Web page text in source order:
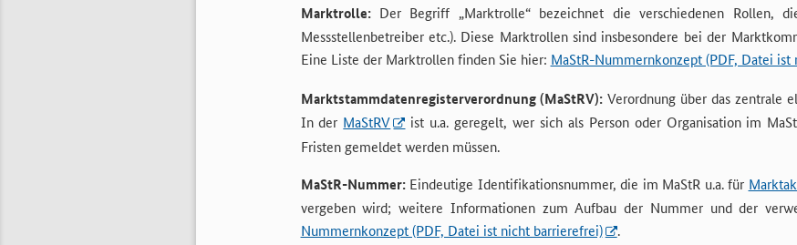
Marktrolle:Der Begriff „Marktrolle“ bezeichnet die verschiedenen Rollen,
Messstellenbetreiber etc.). Diese Marktrollen sind insbesondere bei der
Eine Liste der Marktrollen finden Sie hier: MaStR-Nummernkonzept (PDF, Datei
Marktstammdatenregisterverordnung (MaStRV):Verordnung über das zentrale
In der MaStRV
ist u.a. geregelt, wer sich als Person oder Organisation im
Fristen gemeldet werden müssen.
MaStR-Nummer:Eindeutige Identifikationsnummer, die im MaStR u.a. für
vergeben wird; weitere Informationen zum Aufbau der Nummer und der
Nummernkonzept (PDF, Datei ist nicht barrierefrei)
.